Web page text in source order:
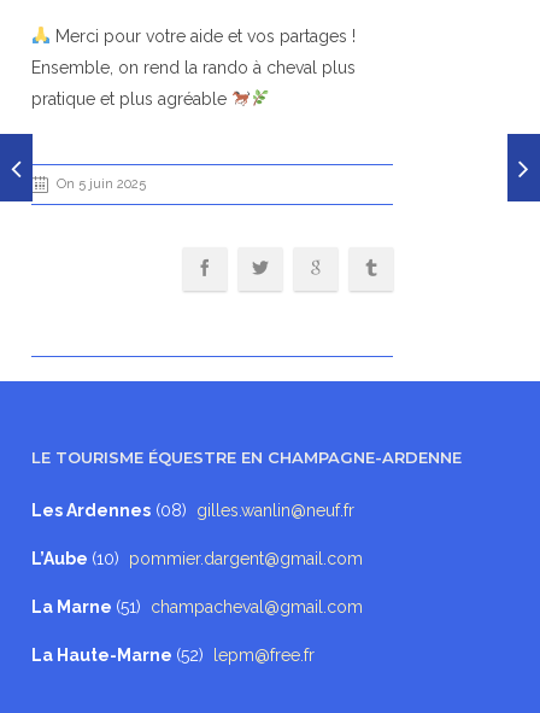
Merci pour votre aide et vos partages !
Ensemble, on rend la rando à cheval plus
pratique et plus agréable
On 5 juin 2025
LE TOURISME ÉQUESTRE EN CHAMPAGNE-ARDENNE
Les Ardennes (08) gilles.wanlin@neuf.fr
L’Aube (10) pommier.dargent@gmail.com
La Marne (51) champacheval@gmail.com
La Haute-Marne (52) lepm@free.fr